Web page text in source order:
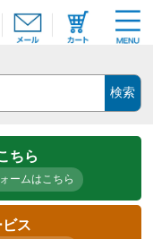
検索
ちら
ームはこちら
ス